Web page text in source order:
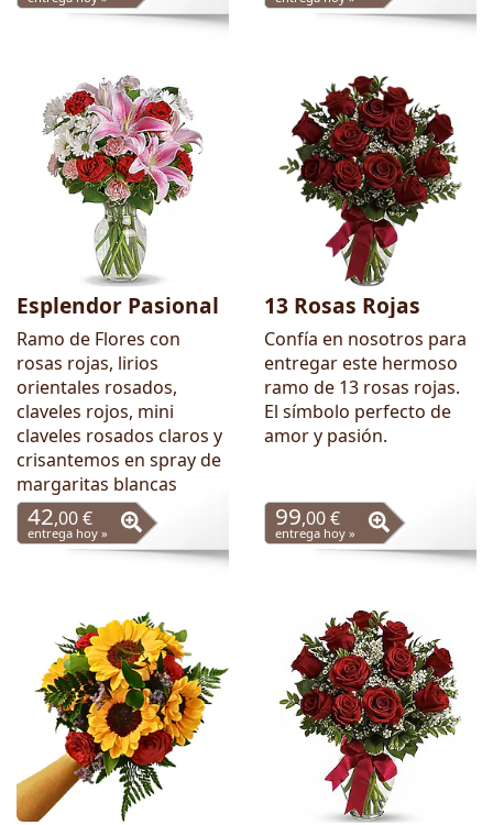
Esplendor Pasional
Ramo de Flores con
rosas rojas, lirios
orientales rosados,
claveles rojos, mini
claveles rosados claros y
crisantemos en spray de
margaritas blancas
42,00 €
entrega hoy »
13 Rosas Rojas
Confía en nosotros para
entregar este hermoso
ramo de 13 rosas rojas.
El símbolo perfecto de
amor y pasión.
99,00 €
entrega hoy »